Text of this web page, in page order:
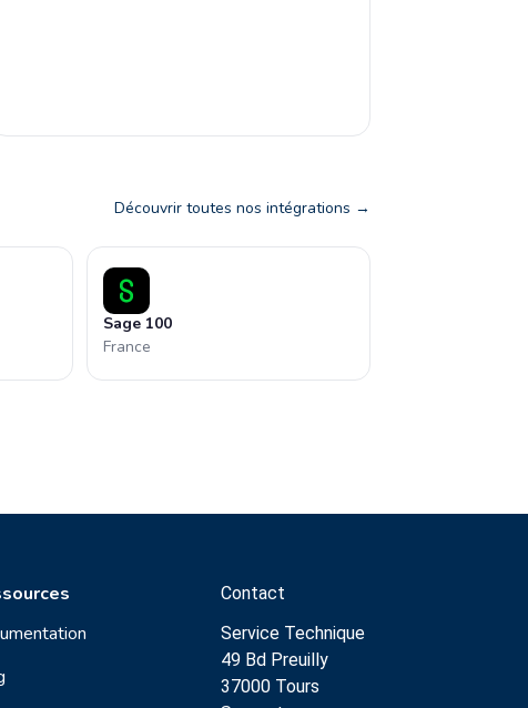
Découvrir toutes nos intégrations
Sage 100
France
Contact
Service Technique
49 Bd Preuilly
37000 Tours